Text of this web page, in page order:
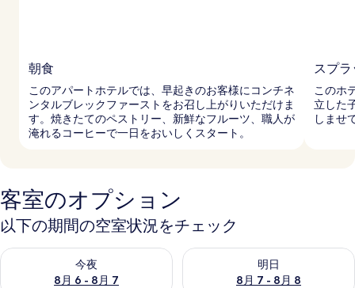
朝食
このアパートホテルでは、早起きのお客様にコンチネ
ンタルブレックファーストをお召し上がりいただけま
す。焼きたてのペストリー、新鮮なフルーツ、職人が
淹れるコーヒーで一日をおいしくスタート。
スプ
このホ
立した
しませ
客室のオプション
以下の期間の空室状況をチェック
今夜
8月 6 - 8月 7
今夜 8月 6 - 8月 7 の空室状況をチェック
明日
8月 7 - 8月 8
明日 8月 7 - 8月 8 の空室状況